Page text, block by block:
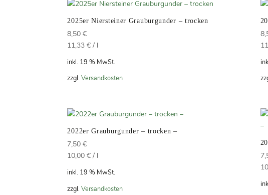
2025er Niersteiner Grauburgunder – trocken
8,50€
11,33€ / l
inkl. 19 % MwSt.
zzgl.Versandkosten
2022er Grauburgunder – trocken –
7,50€
10,00€ / l
inkl. 19 % MwSt.
zzgl.Versandkosten